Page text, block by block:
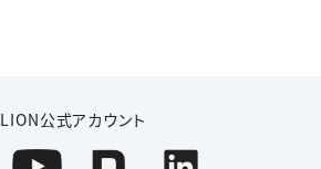
LION公式アカウント